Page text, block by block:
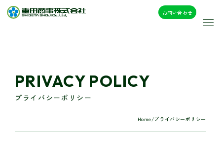
お問い合わせ
PRIVACY POLICY
プライバシーポリシー
Home/プライバシーポリシー